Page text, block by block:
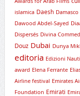
islamica Daesh Damasco
Dawood Abdel-Sayed
Dispersés Divina
Douz Dubai Dunya
editoria Edizioni
award Elena Ferrante
Airline festival Emirates
Foundation Emirati